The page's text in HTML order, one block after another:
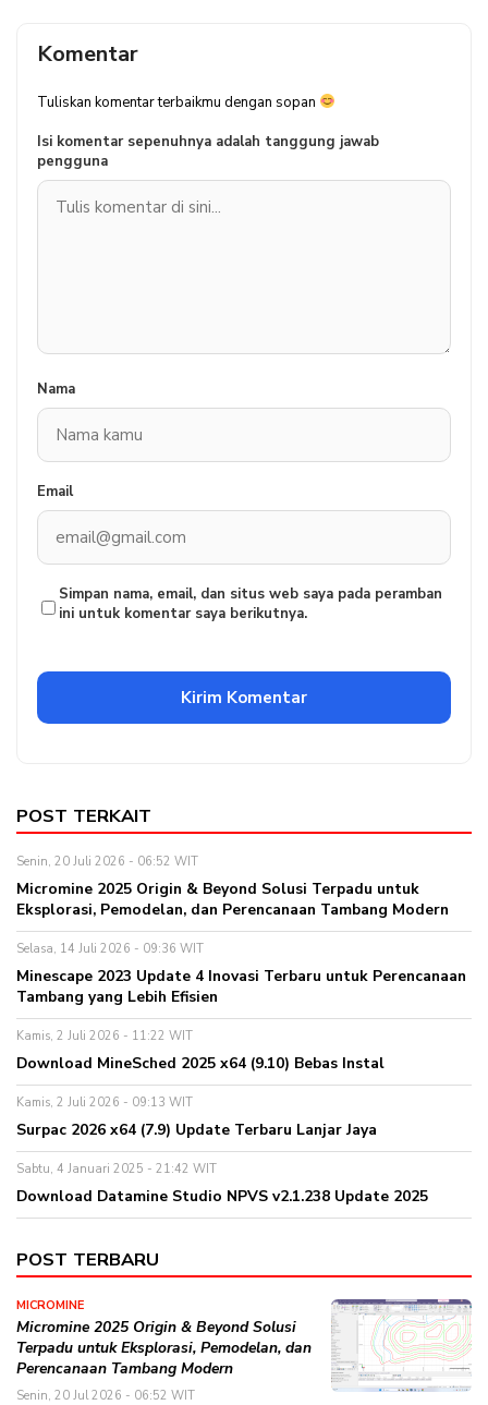
Komentar
Tuliskan komentar terbaikmu dengan sopan
Isi komentar sepenuhnya adalah tanggung jawab
pengguna
Nama
Email
Simpan nama, email, dan situs web saya pada peramban
ini untuk komentar saya berikutnya.
POST TERKAIT
Senin, 20 Juli 2026 - 06:52 WIT
Micromine 2025 Origin & Beyond Solusi Terpadu untuk
Eksplorasi, Pemodelan, dan Perencanaan Tambang Modern
Selasa, 14 Juli 2026 - 09:36 WIT
Minescape 2023 Update 4 Inovasi Terbaru untuk Perencanaan
Tambang yang Lebih Efisien
Kamis, 2 Juli 2026 - 11:22 WIT
Download MineSched 2025 x64 (9.10) Bebas Instal
Kamis, 2 Juli 2026 - 09:13 WIT
Surpac 2026 x64 (7.9) Update Terbaru Lanjar Jaya
Sabtu, 4 Januari 2025 - 21:42 WIT
Download Datamine Studio NPVS v2.1.238 Update 2025
POST TERBARU
MICROMINE
Micromine 2025 Origin & Beyond Solusi
Terpadu untuk Eksplorasi, Pemodelan, dan
Perencanaan Tambang Modern
Senin, 20 Jul 2026 - 06:52 WIT